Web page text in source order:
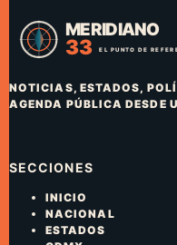
NOTICIAS, ESTADOS,
AGENDA PÚBLICA DESDE
SECCIONES
INICIO
NACIONAL
ESTADOS